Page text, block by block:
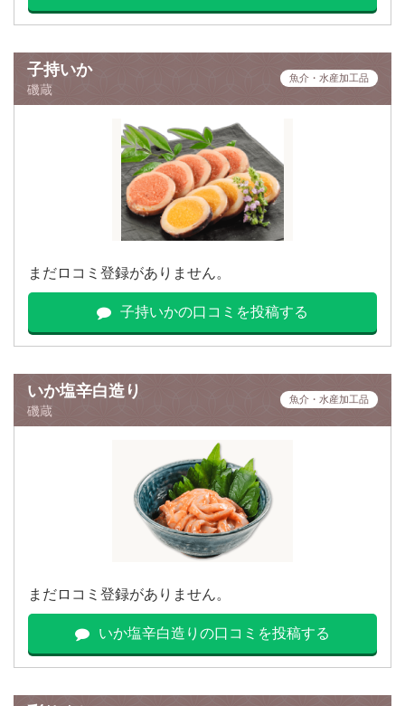
子持いか
磯蔵
魚介・水産加工品
まだロコミ登録がありません。
子持いかの口コミを投稿する
いか塩辛白造り
磯蔵
魚介・水産加工品
まだロコミ登録がありません。
いか塩辛白造りの口コミを投稿する